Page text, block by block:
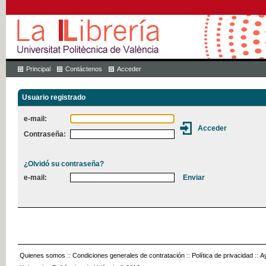
Principal Contáctenos Acceder
Usuario registrado
e-mail:
Contraseña:
¿Olvidó su contraseña?
e-mail:
Quienes somos :: Condiciones generales de contratación :: Política de privacidad ::